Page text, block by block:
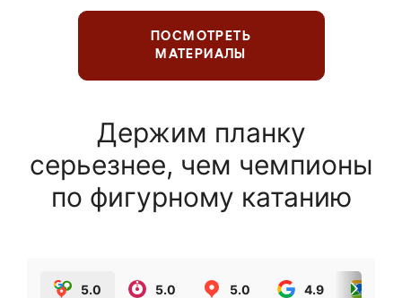
ПОСМОТРЕТЬ
МАТЕРИАЛЫ
Держим планку
серьезнее, чем чемпионы
по фигурному катанию
5.0 5.0 5.0 4.9